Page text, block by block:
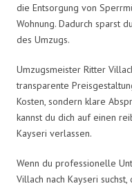
die Entsorgung von
Wohnung. Dadurch sparst
des Umzugs.
Umzugsmeister Ritter
transparente
Kosten, sondern klare
kannst du dich auf einen
Kayseri verlassen.
Wenn du professionelle
Villach nach Kayseri